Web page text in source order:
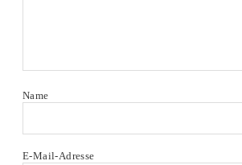
Name
E-Mail-Adresse